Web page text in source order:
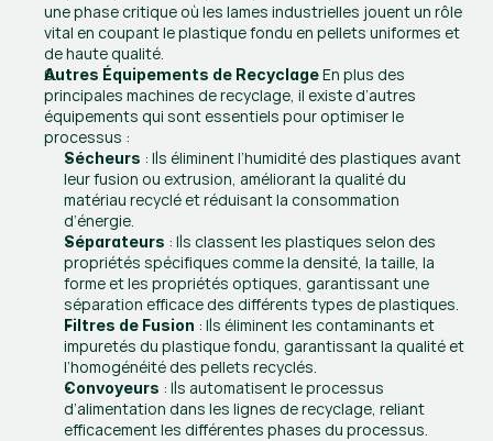
une phase critique où les lames industrielles jouent un rôle
vital en coupant le plastique fondu en pellets uniformes et
de haute qualité​​.
Autres Équipements de Recyclage En plus des
principales machines de recyclage, il existe d’autres
équipements qui sont essentiels pour optimiser le
processus :
Sécheurs : Ils éliminent l’humidité des plastiques avant
leur fusion ou extrusion, améliorant la qualité du
matériau recyclé et réduisant la consommation
d’énergie.
Séparateurs : Ils classent les plastiques selon des
propriétés spécifiques comme la densité, la taille, la
forme et les propriétés optiques, garantissant une
séparation efficace des différents types de plastiques.
Filtres de Fusion : Ils éliminent les contaminants et
impuretés du plastique fondu, garantissant la qualité et
l’homogénéité des pellets recyclés.
Convoyeurs : Ils automatisent le processus
d’alimentation dans les lignes de recyclage, reliant
efficacement les différentes phases du processus​​.